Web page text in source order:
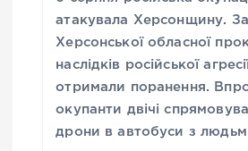
атакувала Херсонщину.
Херсонської обласної
наслідків російської
отримали поранення.
окупанти двічі
дрони в автобуси з